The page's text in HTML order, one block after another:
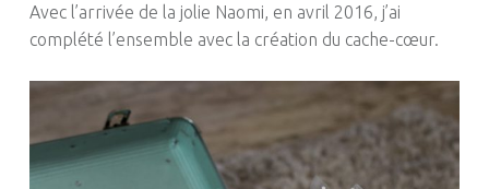
Avec l’arrivée de la jolie Naomi, en avril 2016, j’ai
complété l’ensemble avec la création du cache-cœur.